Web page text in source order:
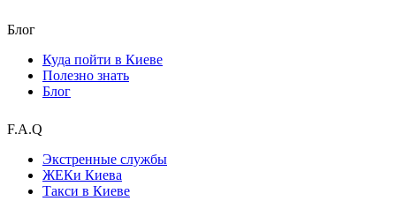
Блог
Куда пойти в Киеве
Полезно знать
Блог
F.A.Q
Экстренные службы
ЖЕКи Киева
Такси в Киеве